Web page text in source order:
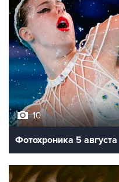
10
Фотохроника 5 августа